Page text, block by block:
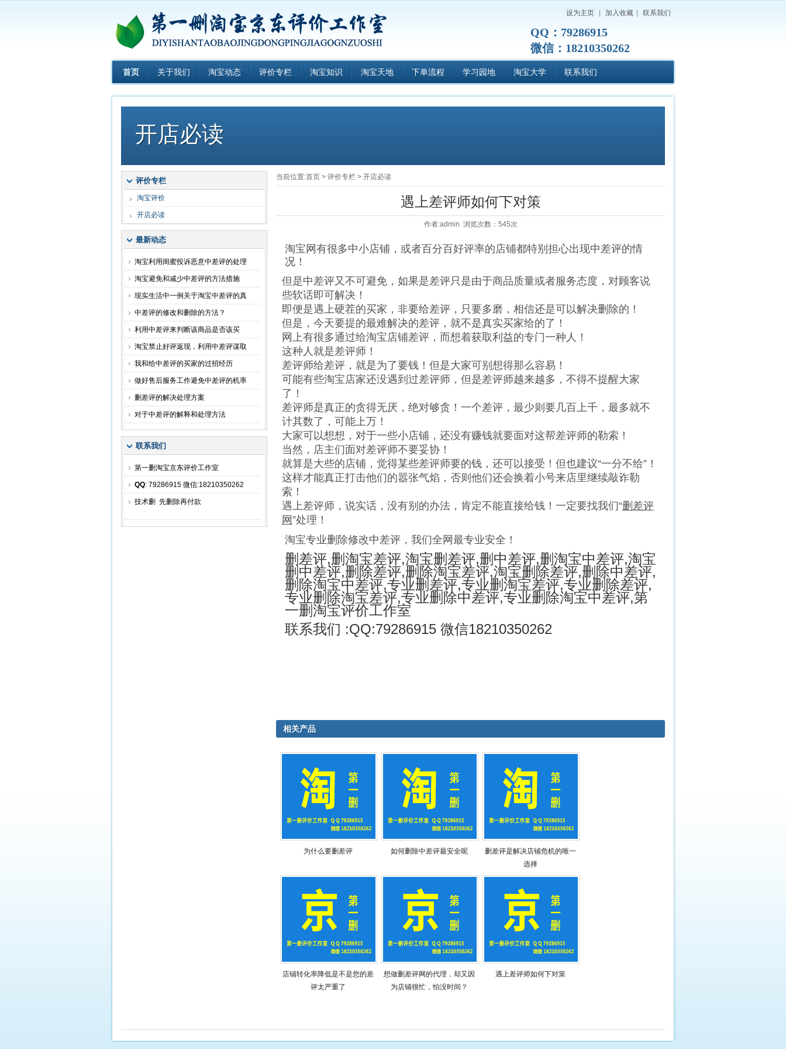
QQ：79286915
微信：18210350262
设为主页 加入收藏 联系我们
首页 关于我们 淘宝动态 评价专栏 淘宝知识 淘宝天地 下单流程 学习园地 淘宝大学 联系我们
开店必读
当前位置:首页 > 评价专栏 > 开店必读
遇上差评师如何下对策
作者:admin 浏览次数：545次
淘宝网有很多中小店铺，或者百分百好评率的店铺都特别担心出现中差评的情
况！
但是中差评又不可避免，如果是差评只是由于商品质量或者服务态度，对顾客说
些软话即可解决！
即便是遇上硬茬的买家，非要给差评，只要多磨，相信还是可以解决删除的！
但是，今天要提的最难解决的差评，就不是真实买家给的了！
网上有很多通过给淘宝店铺差评，而想着获取利益的专门一种人！
这种人就是差评师！
差评师给差评，就是为了要钱！但是大家可别想得那么容易！
可能有些淘宝店家还没遇到过差评师，但是差评师越来越多，不得不提醒大家
了！
差评师是真正的贪得无厌，绝对够贪！一个差评，最少则要几百上千，最多就不
计其数了，可能上万！
大家可以想想，对于一些小店铺，还没有赚钱就要面对这帮差评师的勒索！
当然，店主们面对差评师不要妥协！
就算是大些的店铺，觉得某些差评师要的钱，还可以接受！但也建议“一分不给”！
这样才能真正打击他们的嚣张气焰，否则他们还会换着小号来店里继续敲诈勒
索！
遇上差评师，说实话，没有别的办法，肯定不能直接给钱！一定要找我们“删差评
网 ”处理！
淘宝专业删除修改中差评，我们全网最专业安全！
删差评,删淘宝差评,淘宝删差评,删中差评,删淘宝中差评,淘宝
删中差评,删除差评,删除淘宝差评,淘宝删除差评,删除中差评,
删除淘宝中差评,专业删差评,专业删淘宝差评,专业删除差评,
专业删除淘宝差评,专业删除中差评,专业删除淘宝中差评,第
一删淘宝评价工作室
联系我们 :QQ:79286915 微信18210350262
相关产品
为什么要删差评 如何删除中差评最安全呢
删差评是解决店铺危机的唯一
选择
店铺转化率降低是不是您的差
评太严重了
想做删差评网的代理，却又因
为店铺很忙，怕没时间？
遇上差评师如何下对策
评价专栏
淘宝评价
开店必读
最新动态
淘宝利用闺蜜投诉恶意中差评的处理
淘宝避免和减少中差评的方法措施
现实生活中一例关于淘宝中差评的真
中差评的修改和删除的方法？
利用中差评来判断该商品是否该买
淘宝禁止好评返现，利用中差评谋取
我和给中差评的买家的过招经历
做好售后服务工作避免中差评的机率
删差评的解决处理方案
对于中差评的解释和处理方法
联系我们
第一删淘宝京东评价工作室
QQ: 79286915 微信:18210350262
技术删 先删除再付款